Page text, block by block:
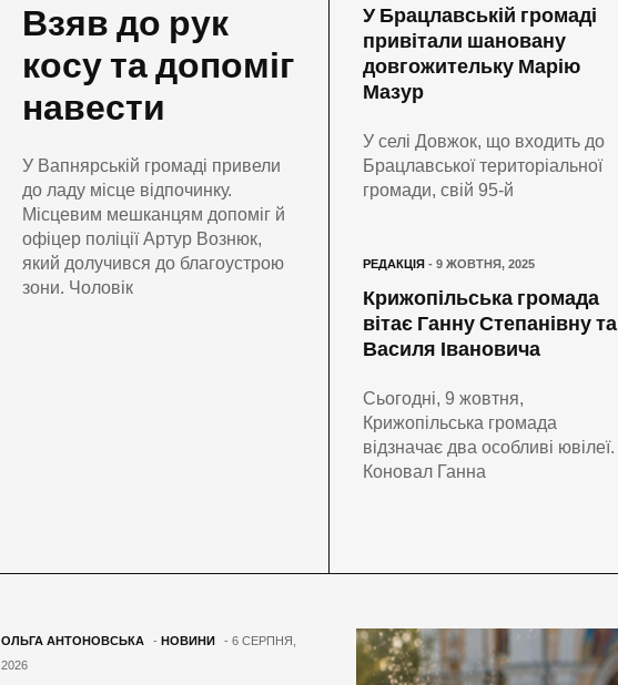
Взяв до рук
косу та допоміг
навести
У Вапнярській громаді привели
до ладу місце відпочинку.
Місцевим мешканцям допоміг й
офіцер поліції Артур Вознюк,
який долучився до благоустрою
зони. Чоловік
У Брацлавській громаді
привітали шановану
довгожительку Марію
Мазур
У селі Довжок, що входить до
Брацлавської територіальної
громади, свій 95-й
РЕДАКЦІЯ - 9 ЖОВТНЯ, 2025
Крижопільська громада
вітає Ганну Степанівну та
Василя Івановича
Сьогодні, 9 жовтня,
Крижопільська громада
відзначає два особливі ювілеї.
Коновал Ганна
ОЛЬГА АНТОНОВСЬКА - НОВИНИ
- 6 СЕРПНЯ,
2026